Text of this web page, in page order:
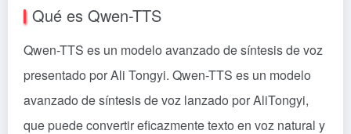
Qué es Qwen-TTS
Qwen-TTS es un modelo avanzado de síntesis de voz
presentado por Ali Tongyi. Qwen-TTS es un modelo
avanzado de síntesis de voz lanzado por AliTongyi,
que puede convertir eficazmente texto en voz natural y